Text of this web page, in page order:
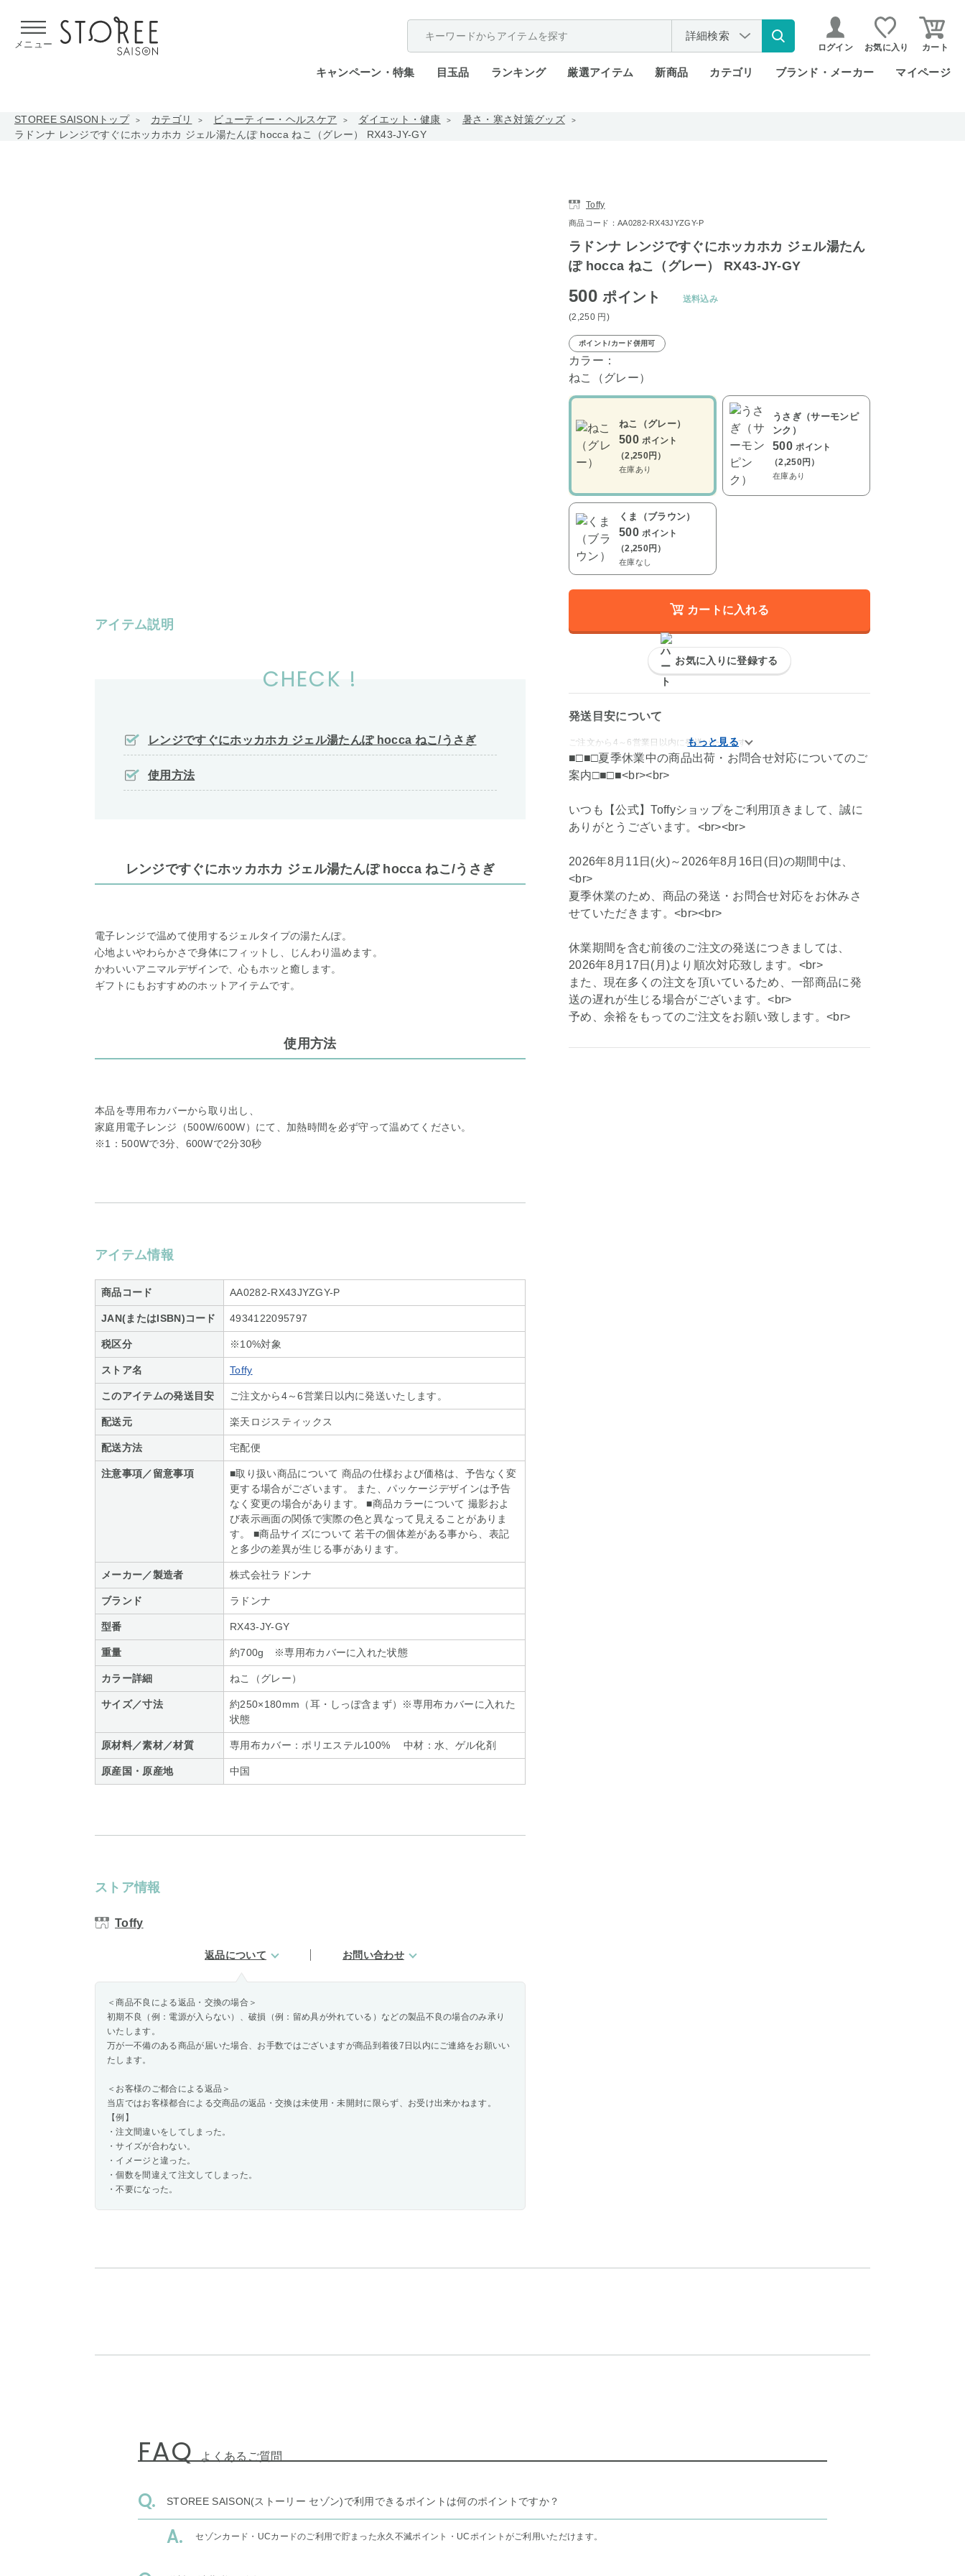
メニュー
詳細検索
ログイン お気に入り カート
キャンペーン・特集 目玉品 ランキング 厳選アイテム 新商品 カテゴリ ブランド・メーカー マイページ
STOREE SAISONトップ カテゴリ ビューティー・ヘルスケア ダイエット・健康
暑さ・寒さ対策グッズ
ラドンナ レンジですぐにホッカホカ ジェル湯たんぽ hocca ねこ（グレー） RX43-JY-GY
アイテム説明
CHECK !
レンジですぐにホッカホカ ジェル湯たんぽ hocca ねこ/うさぎ
使用方法
レンジですぐにホッカホカ ジェル湯たんぽ hocca ねこ/うさぎ
電子レンジで温めて使用するジェルタイプの湯たんぽ。
心地よいやわらかさで身体にフィットし、じんわり温めます。
かわいいアニマルデザインで、心もホッと癒します。
ギフトにもおすすめのホットアイテムです。
使用方法
本品を専用布カバーから取り出し、
家庭用電子レンジ（500W/600W）にて、加熱時間を必ず守って温めてください。
※1：500Wで3分、600Wで2分30秒
アイテム情報
商品コード AA0282-RX43JYZGY-P
JAN(またはISBN)コード 4934122095797
税区分 ※10%対象
ストア名 Toffy
このアイテムの発送目安 ご注文から4～6営業日以内に発送いたします。
配送元 楽天ロジスティックス
配送方法 宅配便
注意事項／留意事項
■取り扱い商品について 商品の仕様および価格は、予告なく変
更する場合がございます。 また、パッケージデザインは予告
なく変更の場合があります。 ■商品カラーについて 撮影およ
び表示画面の関係で実際の色と異なって見えることがありま
す。 ■商品サイズについて 若干の個体差がある事から、表記
と多少の差異が生じる事があります。
メーカー／製造者 株式会社ラドンナ
ブランド ラドンナ
型番 RX43-JY-GY
重量 約700g ※専用布カバーに入れた状態
カラー詳細 ねこ（グレー）
サイズ／寸法
約250×180mm（耳・しっぽ含まず）※専用布カバーに入れた
状態
原材料／素材／材質 専用布カバー：ポリエステル100% 中材：水、ゲル化剤
原産国・原産地 中国
ストア情報
Toffy
返品について お問い合わせ
＜商品不良による返品・交換の場合＞
初期不良（例：電源が入らない）、破損（例：留め具が外れている）などの製品不良の場合のみ承り
いたします。
万が一不備のある商品が届いた場合、お手数ではございますが商品到着後7日以内にご連絡をお願いい
たします。
＜お客様のご都合による返品＞
当店ではお客様都合による交商品の返品・交換は未使用・未開封に限らず、お受け出来かねます。
【例】
・注文間違いをしてしまった。
・サイズが合わない。
・イメージと違った。
・個数を間違えて注文してしまった。
・不要になった。
Toffy
商品コード：AA0282-RX43JYZGY-P
ラドンナ レンジですぐにホッカホカ ジェル湯たん
ぽ hocca ねこ（グレー） RX43-JY-GY
500ポイント
(2,250 円 )
送料込み
ポイント/カード併用可
カラー：
ねこ（グレー）
ねこ（グレー）
500 ポイント
（2,250円）
在庫あり
うさぎ（サーモンピ
ンク）
500 ポイント
（2,250円）
在庫あり
くま（ブラウン）
500 ポイント
（2,250円）
在庫なし
カートに入れる
お気に入りに登録する
発送目安について
ご注文から4～6営業日以内に発送いたします。
■□■□夏季休業中の商品出荷・お問合せ対応についてのご
案内□■□■<br><br>
いつも【公式】Toffyショップをご利用頂きまして、誠に
ありがとうございます。<br><br>
2026年8月11日(火)～2026年8月16日(日)の期間中は、
<br>
夏季休業のため、商品の発送・お問合せ対応をお休みさ
せていただきます。<br><br>
休業期間を含む前後のご注文の発送につきましては、
2026年8月17日(月)より順次対応致します。<br>
また、現在多くの注文を頂いているため、一部商品に発
送の遅れが生じる場合がございます。<br>
予め、余裕をもってのご注文をお願い致します。<br>
FAQ よくあるご質問
STOREE SAISON(ストーリー セゾン)で利用できるポイントは何のポイントですか？
セゾンカード・UCカードのご利用で貯まった永久不滅ポイント・UCポイントがご利用いただけます。